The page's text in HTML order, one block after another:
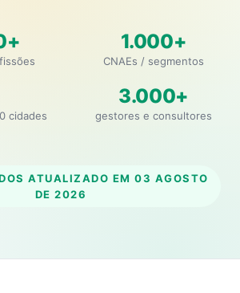
1.000+
CNAEs / segmentos
cidades
3.000+
gestores e consultores
ATUALIZADO EM 03 AGOSTO
DE 2026